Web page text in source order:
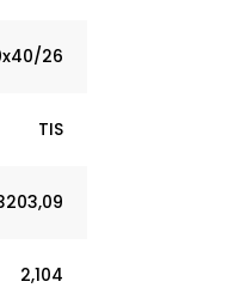
26
TIS
2,104